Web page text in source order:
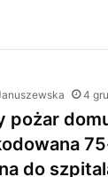
4
pożar
do